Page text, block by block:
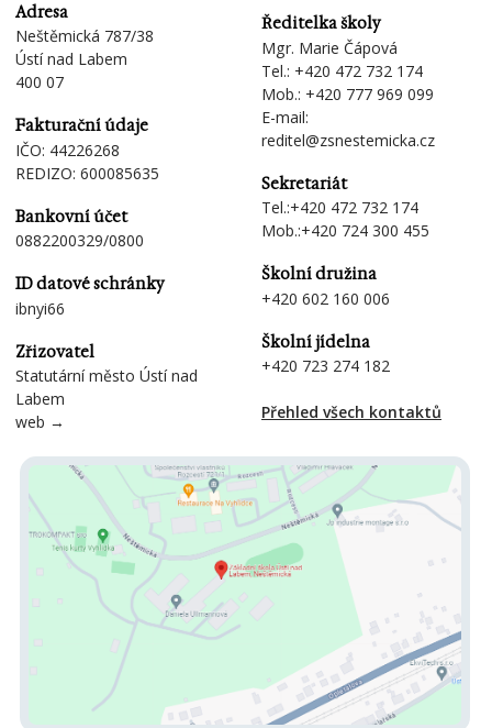
Adresa
Neštěmická 787/38
Ústí nad Labem
400 07
Fakturační údaje
IČO: 44226268
REDIZO: 600085635
Bankovní účet
0882200329/0800
ID datové schránky
ibnyi66
Zřizovatel
Statutární město Ústí nad
Labem
web →
Ředitelka školy
Mgr. Marie Čápová
Tel.: +420 472 732 174
Mob.: +420 777 969 099
E-mail:
reditel@zsnestemicka.cz
Sekretariát
Tel.:+420 472 732 174
Mob.:+420 724 300 455
Školní družina
+420 602 160 006
Školní jídelna
+420 723 274 182
Přehled všech kontaktů